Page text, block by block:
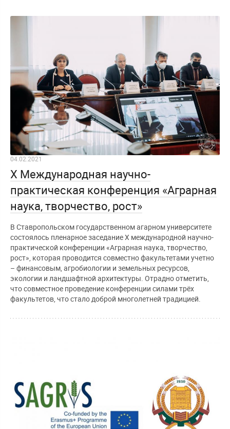
04.02.2021
X Международная научно-
практическая конференция «Аграрная
наука, творчество, рост»
В Ставропольском государственном агарном университете
состоялось пленарное заседание X международной научно-
практической конференции «Аграрная наука, творчество,
рост», которая проводится совместно факультетами учетно
– финансовым, агробиологии и земельных ресурсов,
экологии и ландшафтной архитектуры. Отрадно отметить,
что совместное проведение конференции силами трёх
факультетов, что стало доброй многолетней традицией.